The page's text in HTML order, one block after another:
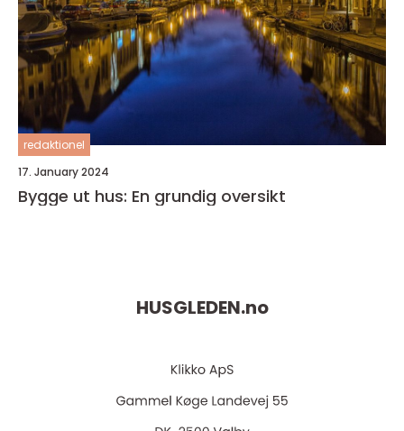
redaktionel
17. January 2024
Bygge ut hus: En grundig oversikt
HUSGLEDEN.no